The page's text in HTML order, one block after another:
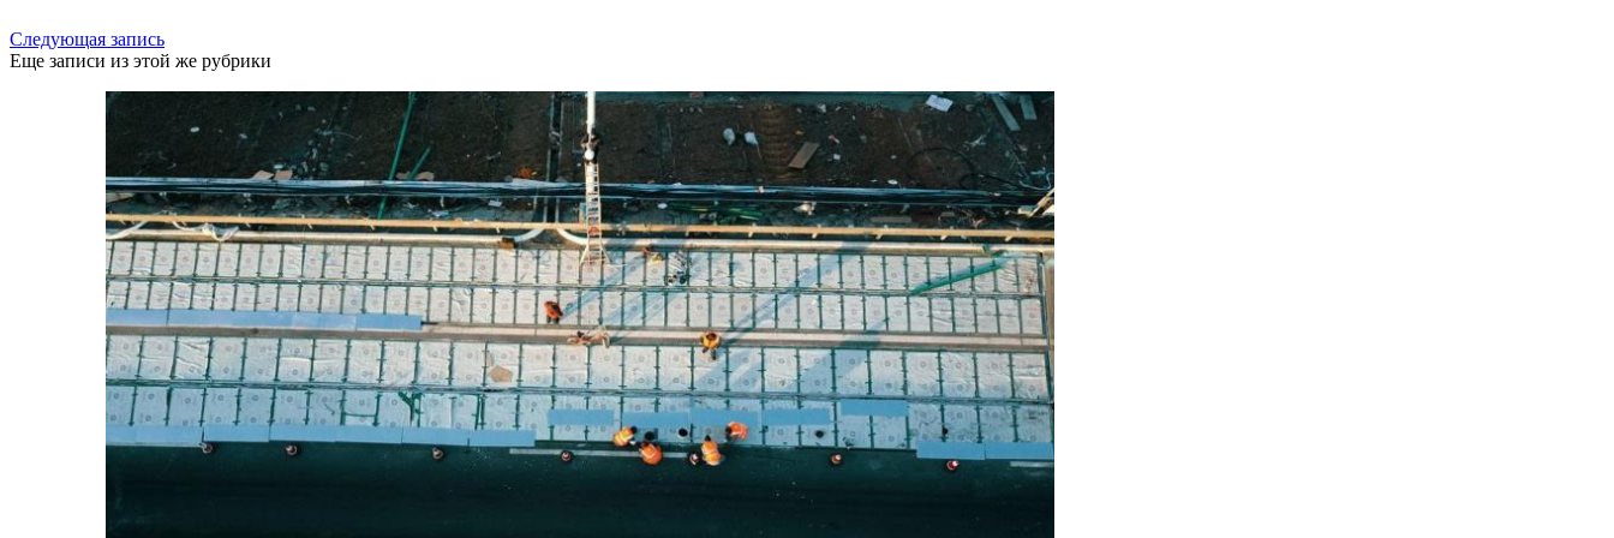
Следующая запись
Еще записи из этой же рубрики